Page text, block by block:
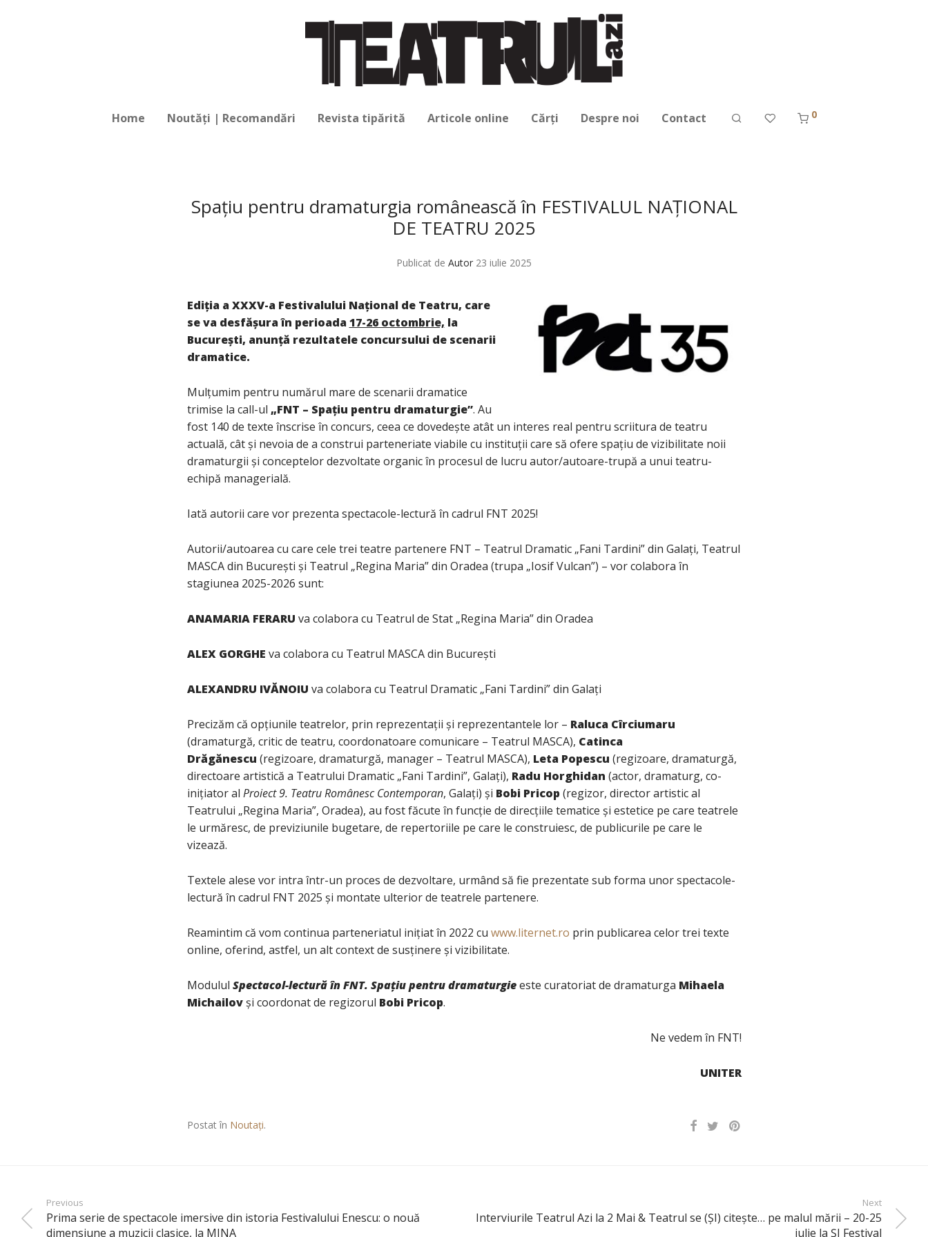
Home Noutăți | Recomandări Revista tipărită Articole online Cărți Despre noi Contact 0
Spațiu pentru dramaturgia românească în FESTIVALUL NAȚIONAL
DE TEATRU 2025
Publicat de Autor 23 iulie 2025
Ediția a XXXV-a Festivalului Național de Teatru, care
se va desfășura în perioada17-26 octombrie, la
București, anunță rezultatele concursului de scenarii
dramatice.
Mulțumim pentru numărul mare de scenarii dramatice
trimise la call-ul „FNT – Spațiu pentru dramaturgie”. Au
fost 140 de texte înscrise în concurs, ceea ce dovedește atât un interes real pentru scriitura de teatru
actuală, cât și nevoia de a construi parteneriate viabile cu instituții care să ofere spațiu de vizibilitate noii
dramaturgii și conceptelor dezvoltate organic în procesul de lucru autor/autoare-trupă a unui teatru-
echipă managerială.
Iată autorii care vor prezenta spectacole-lectură în cadrul FNT 2025!
Autorii/autoarea cu care cele trei teatre partenere FNT – Teatrul Dramatic „Fani Tardini” din Galați, Teatrul
MASCA din București și Teatrul „Regina Maria” din Oradea (trupa „Iosif Vulcan”) – vor colabora în
stagiunea 2025-2026 sunt:
ANAMARIA FERARU va colabora cu Teatrul de Stat „Regina Maria” din Oradea
ALEX GORGHE va colabora cu Teatrul MASCA din București
ALEXANDRU IVĂNOIU va colabora cu Teatrul Dramatic „Fani Tardini” din Galați
Precizăm că opțiunile teatrelor, prin reprezentații și reprezentantele lor – Raluca Cîrciumaru
(dramaturgă, critic de teatru, coordonatoare comunicare – Teatrul MASCA), Catinca
Drăgănescu (regizoare, dramaturgă, manager – Teatrul MASCA), Leta Popescu (regizoare, dramaturgă,
directoare artistică a Teatrului Dramatic „Fani Tardini”, Galați), Radu Horghidan (actor, dramaturg, co-
inițiator al Proiect 9. Teatru Românesc Contemporan, Galați) și Bobi Pricop (regizor, director artistic al
Teatrului „Regina Maria”, Oradea), au fost făcute în funcție de direcțiile tematice și estetice pe care teatrele
le urmăresc, de previziunile bugetare, de repertoriile pe care le construiesc, de publicurile pe care le
vizează.
Textele alese vor intra într-un proces de dezvoltare, urmând să fie prezentate sub forma unor spectacole-
lectură în cadrul FNT 2025 și montate ulterior de teatrele partenere.
Reamintim că vom continua parteneriatul inițiat în 2022 cu www.liternet.ro prin publicarea celor trei texte
online, oferind, astfel, un alt context de susținere și vizibilitate.
Modulul Spectacol-lectură în FNT. Spațiu pentru dramaturgie este curatoriat de dramaturga Mihaela
Michailovși coordonat de regizorul Bobi Pricop.
Ne vedem în FNT!
UNITER
Postat în Noutați.
Previous
Prima serie de spectacole imersive din istoria Festivalului Enescu: o nouă
dimensiune a muzicii clasice, la MINA
Next
Interviurile Teatrul Azi la 2 Mai & Teatrul se (ȘI) citește… pe malul mării – 20-25
iulie la ȘI Festival